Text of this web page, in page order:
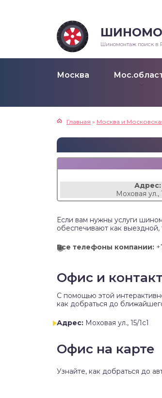
Шиномонтаж поиск в
Москва
Главная » Москва и
Адрес:
Моховая ул.,
Если вам нужны услуги
обеспечивают как
Все телефоны компании:
Офис и
C помощью этой
как добраться до
Адрес: Моховая ул., 15/1с1
Офис на карте
Узнайте, как добраться до